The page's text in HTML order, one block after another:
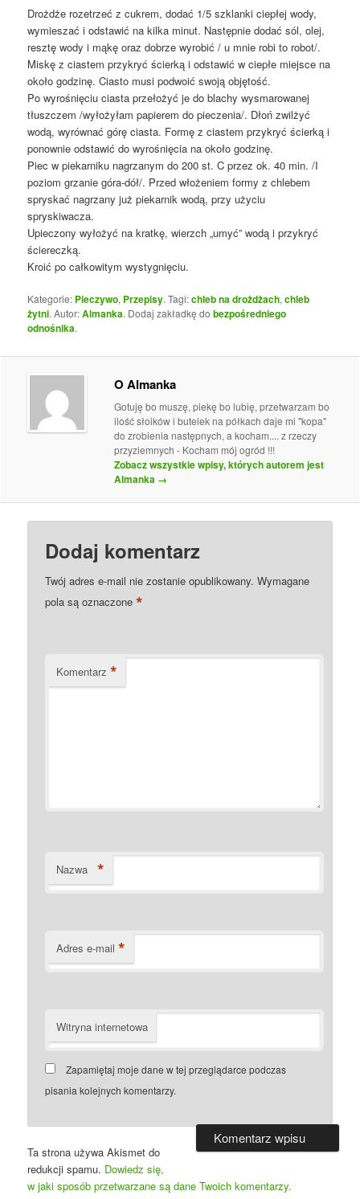
Drożdże rozetrzeć z cukrem, dodać 1/5 szklanki ciepłej wody,
wymieszać i odstawić na kilka minut. Następnie dodać sól, olej,
resztę wody i mąkę oraz dobrze wyrobić / u mnie robi to robot/.
Miskę z ciastem przykryć ścierką i odstawić w ciepłe miejsce na
około godzinę. Ciasto musi podwoić swoją objętość.
Po wyrośnięciu ciasta przełożyć je do blachy wysmarowanej
tłuszczem /wyłożyłam papierem do pieczenia/. Dłoń zwilżyć
wodą, wyrównać górę ciasta. Formę z ciastem przykryć ścierką i
ponownie odstawić do wyrośnięcia na około godzinę.
Piec w piekarniku nagrzanym do 200 st. C przez ok. 40 min. /I
poziom grzanie góra-dół/. Przed włożeniem formy z chlebem
spryskać nagrzany już piekarnik wodą, przy użyciu
spryskiwacza.
Upieczony wyłożyć na kratkę, wierzch „umyć” wodą i przykryć
ściereczką.
Kroić po całkowitym wystygnięciu.
Kategorie: Pieczywo, Przepisy. Tagi:chleb na drożdżach,chleb
żytni. Autor:Almanka. Dodaj zakładkę dobezpośredniego
odnośnika.
O Almanka
Gotuję bo muszę, piekę bo lubię, przetwarzam bo
ilość słoików i butelek na półkach daje mi "kopa"
do zrobienia następnych, a kocham.... z rzeczy
przyziemnych - Kocham mój ogród !!!
Zobacz wszystkie wpisy, których autorem jest
Almanka →
Dodaj komentarz
Twój adres e-mail nie zostanie opublikowany. Wymagane
pola są oznaczone*
Komentarz *
Nazwa *
Adres e-mail *
Witryna internetowa
Zapamiętaj moje dane w tej przeglądarce podczas
pisania kolejnych komentarzy.
Ta strona używa Akismet do
redukcji spamu. Dowiedz się,
w jaki sposób przetwarzane są dane Twoich komentarzy.